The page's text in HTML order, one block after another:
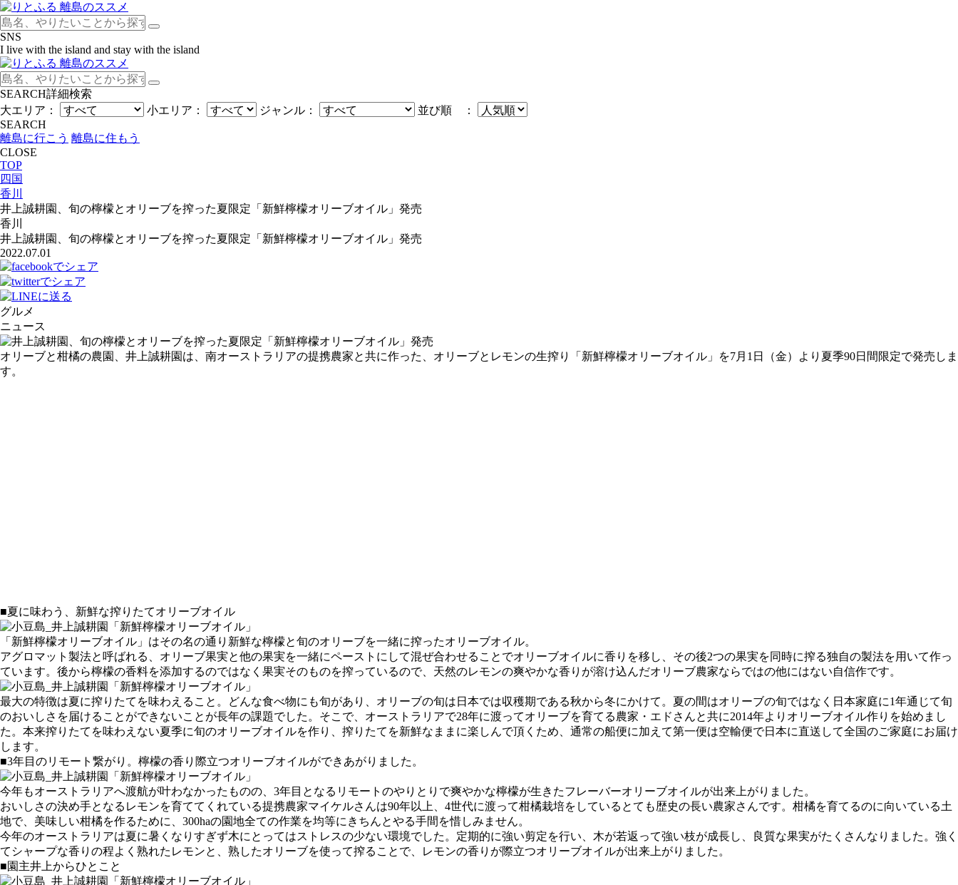
SNS
I live with the island and stay with the island
SEARCH詳細検索
大エリア：
小エリア： ジャンル：
並び順 ：
SEARCH
離島に行こう 離島に住もう
CLOSE
TOP
四国
香川
井上誠耕園、旬の檸檬とオリーブを搾った夏限定「新鮮檸檬オリーブオイル」発売
香川
井上誠耕園、旬の檸檬とオリーブを搾った夏限定「新鮮檸檬オリーブオイル」発売
2022.07.01
グルメ
ニュース
オリーブと柑橘の農園、井上誠耕園は、南オーストラリアの提携農家と共に作った、オリーブとレモンの生搾り「新鮮檸檬オリーブオイル」を7月1日（金）より夏季90日間限定で発売しま
す。
■夏に味わう、新鮮な搾りたてオリーブオイル
「新鮮檸檬オリーブオイル」はその名の通り新鮮な檸檬と旬のオリーブを一緒に搾ったオリーブオイル。
アグロマット製法と呼ばれる、オリーブ果実と他の果実を一緒にペーストにして混ぜ合わせることでオリーブオイルに香りを移し、その後2つの果実を同時に搾る独自の製法を用いて作っ
ています。後から檸檬の香料を添加するのではなく果実そのものを搾っているので、天然のレモンの爽やかな香りが溶け込んだオリーブ農家ならではの他にはない自信作です。
最大の特徴は夏に搾りたてを味わえること。どんな食べ物にも旬があり、オリーブの旬は日本では収穫期である秋から冬にかけて。夏の間はオリーブの旬ではなく日本家庭に1年通じて旬
のおいしさを届けることができないことが長年の課題でした。そこで、オーストラリアで28年に渡ってオリーブを育てる農家・エドさんと共に2014年よりオリーブオイル作りを始めまし
た。本来搾りたてを味わえない夏季に旬のオリーブオイルを作り、搾りたてを新鮮なままに楽しんで頂くため、通常の船便に加えて第一便は空輸便で日本に直送して全国のご家庭にお届け
します。
■3年目のリモート繋がり。檸檬の香り際立つオリーブオイルができあがりました。
今年もオーストラリアへ渡航が叶わなかったものの、3年目となるリモートのやりとりで爽やかな檸檬が生きたフレーバーオリーブオイルが出来上がりました。
おいしさの決め手となるレモンを育ててくれている提携農家マイケルさんは90年以上、4世代に渡って柑橘栽培をしているとても歴史の長い農家さんです。柑橘を育てるのに向いている土
地で、美味しい柑橘を作るために、300haの園地全ての作業を均等にきちんとやる手間を惜しみません。
今年のオーストラリアは夏に暑くなりすぎず木にとってはストレスの少ない環境でした。定期的に強い剪定を行い、木が若返って強い枝が成長し、良質な果実がたくさんなりました。強く
てシャープな香りの程よく熟れたレモンと、熟したオリーブを使って搾ることで、レモンの香りが際立つオリーブオイルが出来上がりました。
■園主井上からひとこと